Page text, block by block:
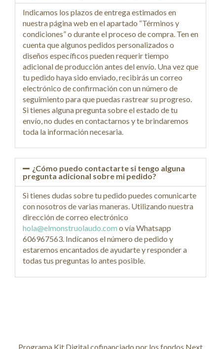
Indicamos los plazos de entrega estimados en
nuestra página web en el apartado “Términos y
condiciones” o durante el proceso de compra. Ten en
cuenta que algunos pedidos personalizados o
diseños específicos pueden requerir tiempo
adicional de producción antes del envío. Una vez que
tu pedido haya sido enviado, recibirás un correo
electrónico de confirmación con un número de
seguimiento para que puedas rastrear su progreso.
Si tienes alguna pregunta sobre el estado de tu
envío, no dudes en contactarnos y te brindaremos
toda la información necesaria.
¿Cómo puedo contactarte si tengo alguna
pregunta adicional sobre mi pedido?
Si tienes dudas sobre tu pedido puedes comunicarte
con nosotros de varias maneras. Utilizando nuestra
dirección de correo electrónico
hola@elmonstruolaudo.com o vía Whatsapp
606967563. Indícanos el número de pedido y
estaremos encantados de ayudarte y responder a
todas tus preguntas lo antes posible.
Programa Kit Digital cofinanciado por los fondos Next